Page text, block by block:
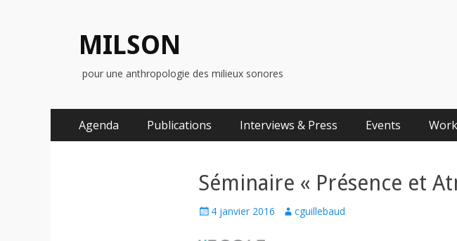
MILSON
pour une anthropologie des milieux sonores
Menu
principal
Agenda Publications Interviews & Press Events
Séminaire « Présence et
Posted
4 janvier 2016 Author
cguillebaud